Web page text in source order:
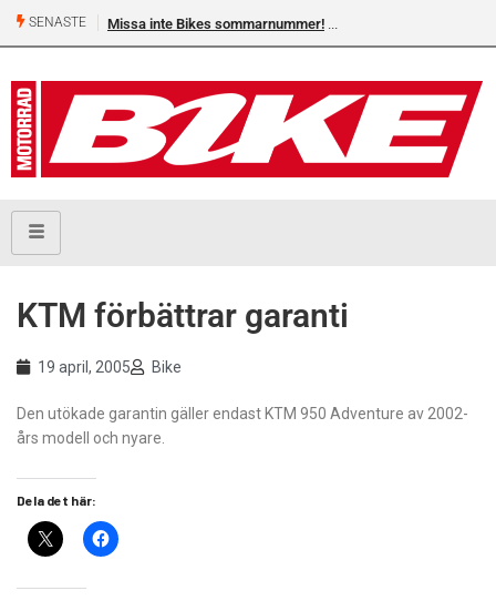
SENASTE Missa inte Bikes sommarnummer!
KTM förbättrar garanti
19 april, 2005 Bike
Den utökade garantin gäller endast KTM 950 Adventure av 2002-
års modell och nyare.
Dela det här: